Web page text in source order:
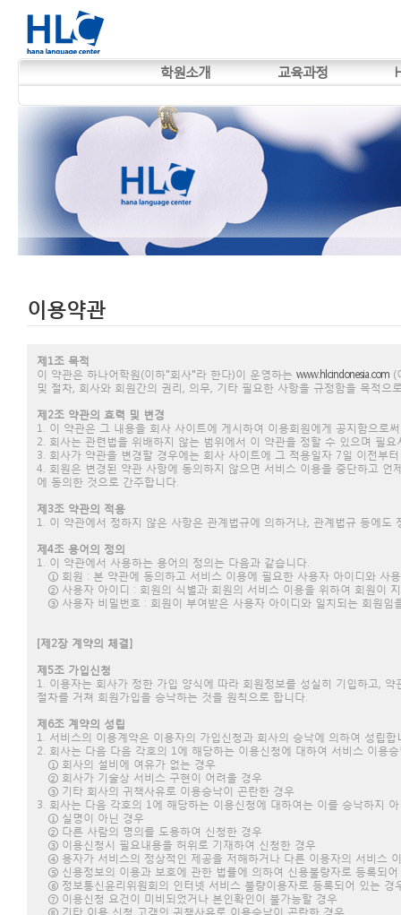
학원소개 교육과정
이용약관
제1조 목적
이 약관은 하나어학원(이하"회사"라 한다)이 운영하는 www.hlcindonesia.com (
및 절차, 회사와 회원간의 권리, 의무, 기타 필요한 사항을 규정함을 목적으
제2조 약관의 효력 및 변경
1. 이 약관은 그 내용을 회사 사이트에 게시하여 이용회원에게 공지함으로
2. 회사는 관련법을 위배하지 않는 범위에서 이 약관을 정할 수 있으며 필
3. 회사가 약관을 변경할 경우에는 회사 사이트에 그 적용일자 7일 이전부
4. 회원은 변경된 약관 사항에 동의하지 않으면 서비스 이용을 중단하고
에 동의한 것으로 간주합니다.
제3조 약관의 적용
1. 이 약관에서 정하지 않은 사항은 관계법규에 의하거나, 관계법규 등에도
제4조 용어의 정의
1. 이 약관에서 사용하는 용어의 정의는 다음과 같습니다.
① 회원 : 본 약관에 동의하고 서비스 이용에 필요한 사용자 아이디와 사
② 사용자 아이디 : 회원의 식별과 회원의 서비스 이용을 위하여 회원이
③ 사용자 비밀번호 : 회원이 부여받은 사용자 아이디와 일치되는 회원임
[제2장 계약의 체결]
제5조 가입신청
1. 이용자는 회사가 정한 가입 양식에 따라 회원정보를 성실히 기입하고,
절차를 거쳐 회원가입을 승낙하는 것을 원칙으로 합니다.
제6조 계약의 성립
1. 서비스의 이용계약은 이용자의 가입신청과 회사의 승낙에 의하여 성립합
2. 회사는 다음 다음 각호의 1에 해당하는 이용신청에 대하여 서비스 이용
① 회사의 설비에 여유가 없는 경우
② 회사가 기술상 서비스 구현이 어려울 경우
③ 기타 회사의 귀책사유로 이용승낙이 곤란한 경우
3. 회사는 다음 각호의 1에 해당하는 이용신청에 대하여는 이를 승낙하지
① 실명이 아닌 경우
② 다른 사람의 명의를 도용하여 신청한 경우
③ 이용신청시 필요내용을 허위로 기재하여 신청한 경우
④ 용자가 서비스의 정상적인 제공을 저해하거나 다른 이용자의 서비스
⑤ 신용정보의 이용과 보호에 관한 법률에 의하여 신용불량자로 등록되
⑥ 정보통신윤리위원회의 인터넷 서비스 불량이용자로 등록되어 있는 경
⑦ 이용신청 요건이 미비되었거나 본인확인이 불가능할 경우
⑧ 기타 이용 신청 고객의 귀책사유로 이용승낙이 곤란한 경우